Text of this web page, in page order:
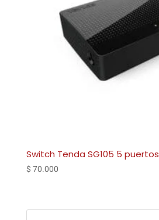
Switch Tenda SG105 5 puertos
$ 70.000